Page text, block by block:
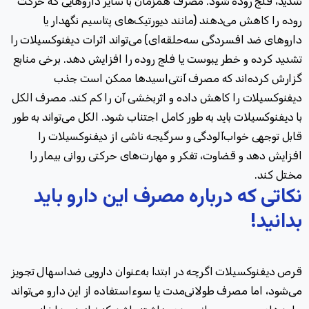
روده را کاهش می‌دهند (مانند دیورتیک‌های پتاسیم نگهدار یا
داروهای ضد افسردگی سه‌حلقه‌ای) می‌تواند اثرات دیفنوکسیلات را
تشدید کرده و خطر یبوست یا فلج روده را افزایش دهد. برخی منابع
گزارش کرده‌اند که مصرف آنتی‌اسیدها ممکن است جذب
دیفنوکسیلات را کاهش داده و اثربخشی آن را کم کند. مصرف الکل
با دیفنوکسیلات باید به طور کامل اجتناب شود. الکل می‌تواند به طور
قابل توجهی خواب‌آلودگی و سرگیجه ناشی از دیفنوکسیلات را
افزایش دهد و قضاوت، تفکر و مهارت‌های حرکتی روانی بیمار را
مختل کند.
نکاتی که درباره مصرف این دارو باید
بدانید!
قرص دیفنوکسیلات اگرچه در ابتدا به‌عنوان دارویی ضداسهال تجویز
می‌شود، اما مصرف طولانی‌مدت یا سوءاستفاده از این دارو می‌تواند